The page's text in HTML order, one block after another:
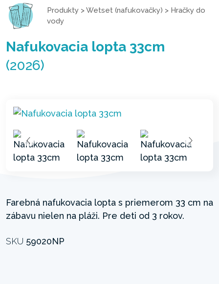
Produkty >Wetset (nafukovačky) > Hračky do
vody
Nafukovacia lopta 33cm
(2026)
Farebná nafukovacia lopta s priemerom 33 cm na
zábavu nielen na pláži. Pre deti od 3 rokov.
SKU 59020NP